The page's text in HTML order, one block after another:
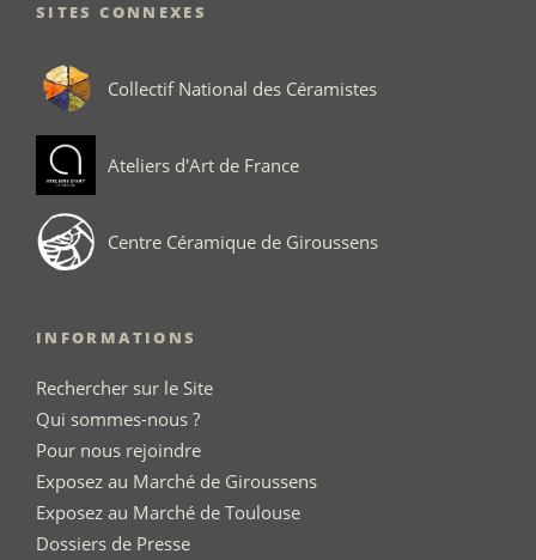
SITES CONNEXES
Collectif National des Céramistes
Ateliers d'Art de France
Centre Céramique de Giroussens
INFORMATIONS
Rechercher sur le Site
Qui sommes-nous ?
Pour nous rejoindre
Exposez au Marché de Giroussens
Exposez au Marché de Toulouse
Dossiers de Presse